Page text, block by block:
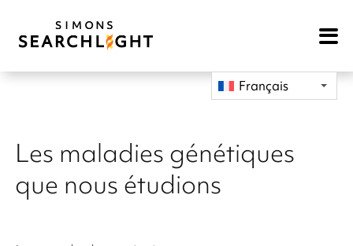
Open
Français
Les maladies génétiques
que nous étudions